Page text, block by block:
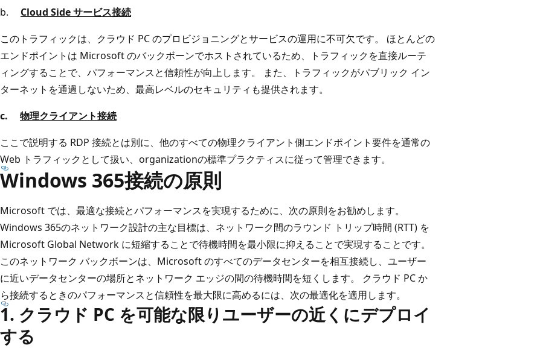
b. Cloud Side サービス接続
このトラフィックは、クラウド PC のプロビジョニングとサービスの運用に不可欠です。 ほとんどの
エンドポイントは Microsoft のバックボーンでホストされているため、トラフィックを直接ルーテ
ィングすることで、パフォーマンスと信頼性が向上します。 また、トラフィックがパブリック イン
ターネットを通過しないため、最高レベルのセキュリティも提供されます。
c. 物理クライアント接続
ここで説明する RDP 接続とは別に、他のすべての物理クライアント側エンドポイント要件を通常の
Web トラフィックとして扱い、organizationの標準プラクティスに従って管理できます。
Windows 365接続の原則
Microsoft では、最適な接続とパフォーマンスを実現するために、次の原則をお勧めします。
Windows 365のネットワーク設計の主な目標は、ネットワーク間のラウンド トリップ時間 (RTT) を
Microsoft Global Network に短縮することで待機時間を最小限に抑えることで実現することです。
このネットワーク バックボーンは、Microsoft のすべてのデータセンターを相互接続し、ユーザー
に近いデータセンターの場所とネットワーク エッジの間の待機時間を短くします。 クラウド PC か
ら接続するときのパフォーマンスと信頼性を最大限に高めるには、次の最適化を適用します。
1. クラウド PC を可能な限りユーザーの近くにデプロイ
する